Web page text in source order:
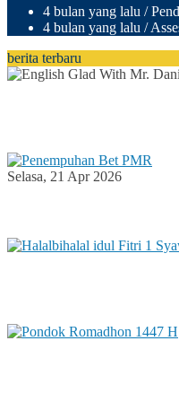
4 bulan yang lalu /
4 bulan yang lalu /
berita terbaru
Selasa, 21 Apr 2026